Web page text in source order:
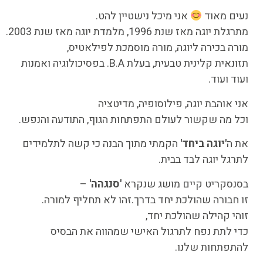
נעים מאוד
אני מיכל נישטיין להט.
מתרגלת יוגה מאז שנת 1996, מלמדת יוגה מאז שנת 2003.
מורה בכירה ליוגה, מורה מוסמכת לפילאטיס,
תזונאית קלינית טבעית, בעלת B.A. בפסיכולוגיה ואמנות
ועוד ועוד.
אני אוהבת יוגה, פילוסופיה, מדיטציה
וכל מה שקשור לעולם התפתחות הגוף, התודעה והנפש.
את ה'יוגה ביחד' הקמתי מתוך הבנה כי קשה לתלמידים
לתרגל יוגה לבד בבית.
בסנסקריט קיים מושג שנקרא 'סנגהה' –
זו חבורה שהולכת יחד בדרך.זהו לא תחליף למורה.
זוהי קהילה שהולכת יחד,
כדי לתת נפח לתרגול האישי שמהווה את הבסיס
להתפתחות שלנו.